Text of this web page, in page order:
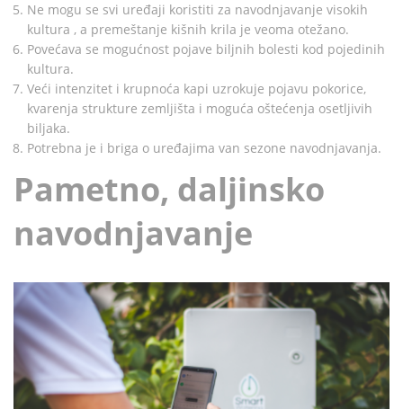
Ne mogu se svi uređaji koristiti za navodnjavanje visokih
kultura , a premeštanje kišnih krila je veoma otežano.
Povećava se mogućnost pojave biljnih bolesti kod pojedinih
kultura.
Veći intenzitet i krupnoća kapi uzrokuje pojavu pokorice,
kvarenja strukture zemljišta i moguća oštećenja osetljivih
biljaka.
Potrebna je i briga o uređajima van sezone navodnjavanja.
Pametno, daljinsko
navodnjavanje